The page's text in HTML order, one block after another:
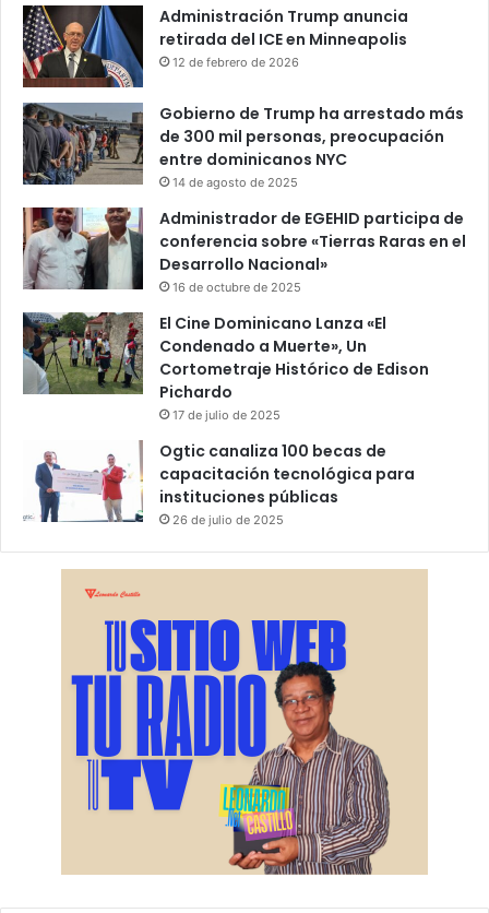
Administración Trump anuncia
retirada del ICE en Minneapolis
12 de febrero de 2026
Gobierno de Trump ha arrestado más
de 300 mil personas, preocupación
entre dominicanos NYC
14 de agosto de 2025
Administrador de EGEHID participa de
conferencia sobre «Tierras Raras en el
Desarrollo Nacional»
16 de octubre de 2025
El Cine Dominicano Lanza «El
Condenado a Muerte», Un
Cortometraje Histórico de Edison
Pichardo
17 de julio de 2025
Ogtic canaliza 100 becas de
capacitación tecnológica para
instituciones públicas
26 de julio de 2025